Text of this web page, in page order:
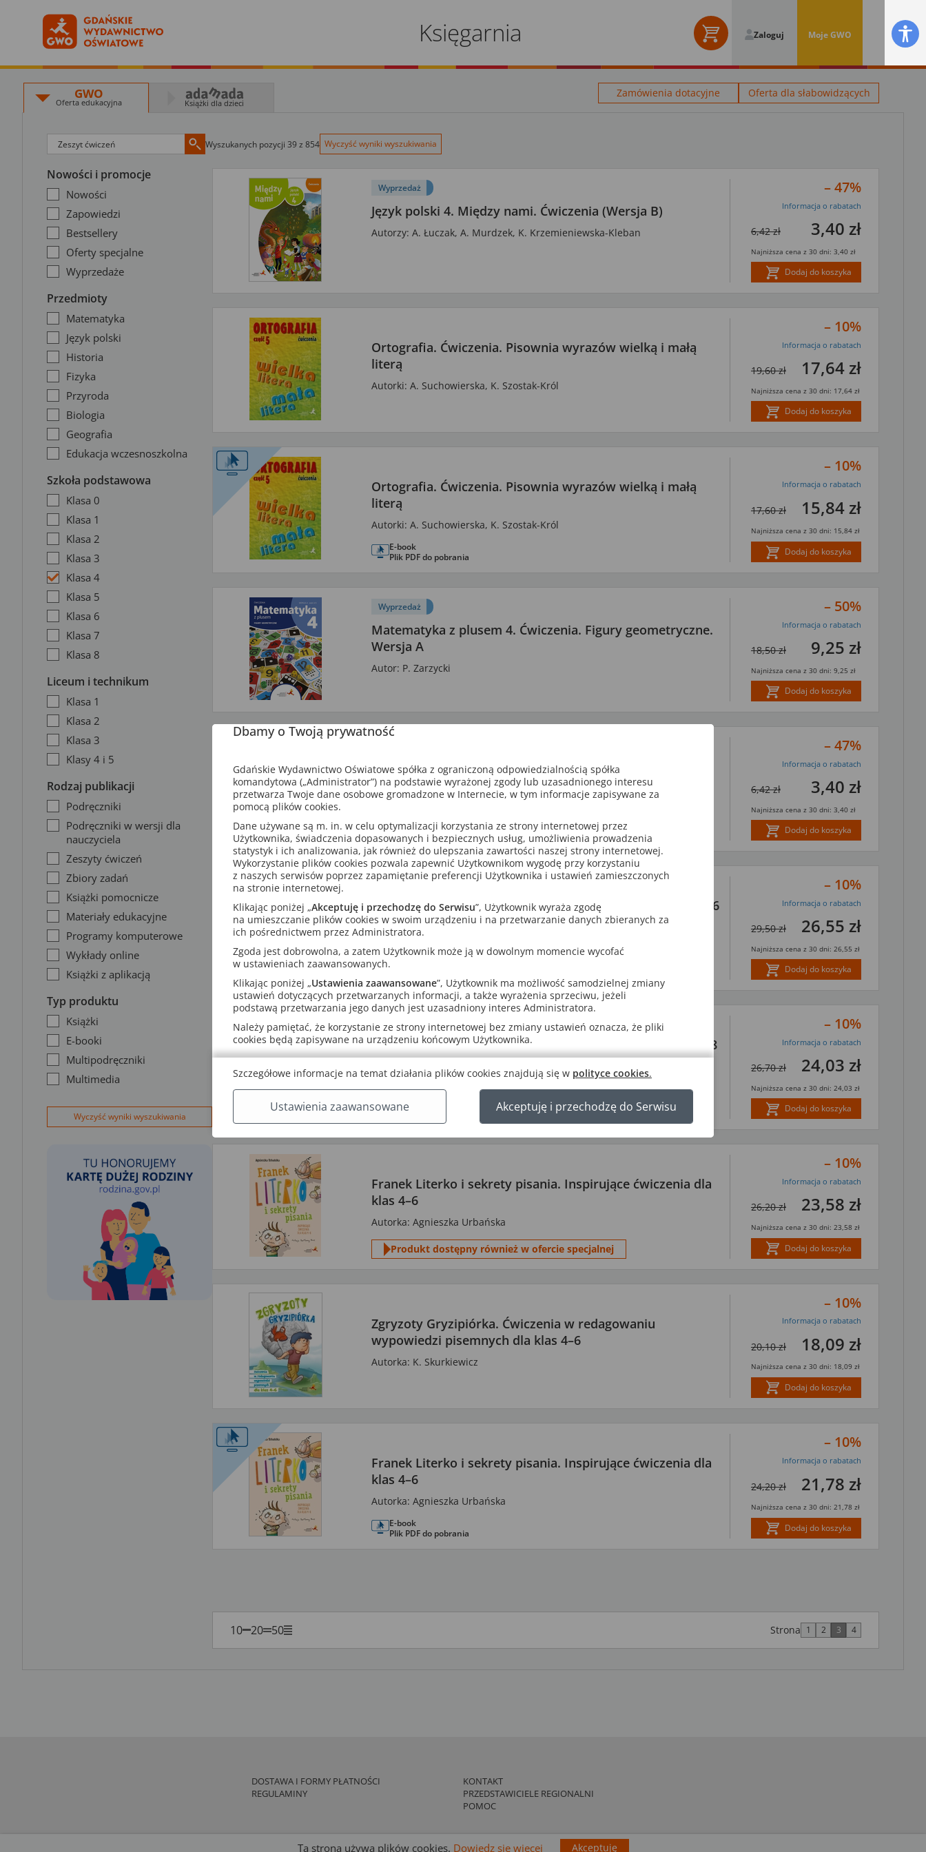
Księgarnia Zaloguj Moje GWO
GWO
Oferta edukacyjna Książki dla dzieci
Zamówienia dotacyjne Oferta dla słabowidzących
Wyszukanych pozycji 39 z 854 Wyczyść wyniki wyszukiwania
Nowości i promocje
Nowości
Zapowiedzi
Bestsellery
Oferty specjalne
Wyprzedaże
Przedmioty
Matematyka
Język polski
Historia
Fizyka
Przyroda
Biologia
Geografia
Edukacja wczesnoszkolna
Szkoła podstawowa
Klasa 0
Klasa 1
Klasa 2
Klasa 3
Klasa 4
Klasa 5
Klasa 6
Klasa 7
Klasa 8
Liceum i technikum
Klasa 1
Klasa 2
Klasa 3
Klasy 4 i 5
Rodzaj publikacji
Podręczniki
Podręczniki w wersji dla
nauczyciela
Zeszyty ćwiczeń
Zbiory zadań
Książki pomocnicze
Materiały edukacyjne
Programy komputerowe
Wykłady online
Książki z aplikacją
Typ produktu
Książki
E-booki
Multipodręczniki
Multimedia
Wyczyść wyniki wyszukiwania
Wyprzedaż
Język polski 4. Między nami. Ćwiczenia (Wersja B)
Autorzy: A. Łuczak, A. Murdzek, K. Krzemieniewska-Kleban
– 47%
Informacja o rabatach
6,42 zł 3,40 zł
Najniższa cena z 30 dni: 3,40 zł
Dodaj do koszyka
Ortografia. Ćwiczenia. Pisownia wyrazów wielką i małą
literą
Autorki: A. Suchowierska, K. Szostak-Król
– 10%
Informacja o rabatach
19,60 zł 17,64 zł
Najniższa cena z 30 dni: 17,64 zł
Dodaj do koszyka
Ortografia. Ćwiczenia. Pisownia wyrazów wielką i małą
literą
Autorki: A. Suchowierska, K. Szostak-Król
E-book
Plik PDF do pobrania
– 10%
Informacja o rabatach
17,60 zł 15,84 zł
Najniższa cena z 30 dni: 15,84 zł
Dodaj do koszyka
Wyprzedaż
Matematyka z plusem 4. Ćwiczenia. Figury geometryczne.
Wersja A
Autor: P. Zarzycki
– 50%
Informacja o rabatach
18,50 zł 9,25 zł
Najniższa cena z 30 dni: 9,25 zł
Dodaj do koszyka
Matematyka z plusem 4. Ćwiczenia. Liczby naturalne.
Wersja A
– 47%
Informacja o rabatach
6,42 zł 3,40 zł
Najniższa cena z 30 dni: 3,40 zł
Dodaj do koszyka
Kolczasta opuncja. Ćwiczenia form wypowiedzi dla klas 4-6
Autorzy: Aleksandra Małgorzata Piechnik, Tatiana Czesława
Witkowska
– 10%
Informacja o rabatach
29,50 zł 26,55 zł
Najniższa cena z 30 dni: 26,55 zł
Dodaj do koszyka
Mieć zielone pojęcie. Ćwiczenia frazeologiczne dla klas 4–8
Autor: Katarzyna Skurkiewicz
– 10%
Informacja o rabatach
26,70 zł 24,03 zł
Najniższa cena z 30 dni: 24,03 zł
Dodaj do koszyka
Franek Literko i sekrety pisania. Inspirujące ćwiczenia dla
klas 4–6
Autorka: Agnieszka Urbańska
Produkt dostępny również w ofercie specjalnej
– 10%
Informacja o rabatach
26,20 zł 23,58 zł
Najniższa cena z 30 dni: 23,58 zł
Dodaj do koszyka
Zgryzoty Gryzipiórka. Ćwiczenia w redagowaniu
wypowiedzi pisemnych dla klas 4–6
Autorka: K. Skurkiewicz
– 10%
Informacja o rabatach
20,10 zł 18,09 zł
Najniższa cena z 30 dni: 18,09 zł
Dodaj do koszyka
Franek Literko i sekrety pisania. Inspirujące ćwiczenia dla
klas 4–6
Autorka: Agnieszka Urbańska
E-book
Plik PDF do pobrania
– 10%
Informacja o rabatach
24,20 zł 21,78 zł
Najniższa cena z 30 dni: 21,78 zł
Dodaj do koszyka
10 20 50 Strona 1 2 3 4
DOSTAWA I FORMY PŁATNOŚCI
REGULAMINY
KONTAKT
PRZEDSTAWICIELE REGIONALNI
POMOC
Ta strona używa plików cookies. Akceptuję
Dowiedz się więcej
Dbamy o Twoją prywatność
Gdańskie Wydawnictwo Oświatowe spółka z ograniczoną odpowiedzialnością spółka
komandytowa („Administrator”) na podstawie wyrażonej zgody lub uzasadnionego interesu
przetwarza Twoje dane osobowe gromadzone w Internecie, w tym informacje zapisywane za
pomocą plików cookies.
Dane używane są m. in. w celu optymalizacji korzystania ze strony internetowej przez
Użytkownika, świadczenia dopasowanych i bezpiecznych usług, umożliwienia prowadzenia
statystyk i ich analizowania, jak również do ulepszania zawartości naszej strony internetowej.
Wykorzystanie plików cookies pozwala zapewnić Użytkownikom wygodę przy korzystaniu
z naszych serwisów poprzez zapamiętanie preferencji Użytkownika i ustawień zamieszczonych
na stronie internetowej.
Klikając poniżej „Akceptuję i przechodzę do Serwisu”, Użytkownik wyraża zgodę
na umieszczanie plików cookies w swoim urządzeniu i na przetwarzanie danych zbieranych za
ich pośrednictwem przez Administratora.
Zgoda jest dobrowolna, a zatem Użytkownik może ją w dowolnym momencie wycofać
w ustawieniach zaawansowanych.
Klikając poniżej „Ustawienia zaawansowane”, Użytkownik ma możliwość samodzielnej zmiany
ustawień dotyczących przetwarzanych informacji, a także wyrażenia sprzeciwu, jeżeli
podstawą przetwarzania jego danych jest uzasadniony interes Administratora.
Należy pamiętać, że korzystanie ze strony internetowej bez zmiany ustawień oznacza, że pliki
cookies będą zapisywane na urządzeniu końcowym Użytkownika.
Szczegółowe informacje na temat działania plików cookies znajdują się w polityce cookies.
Ustawienia zaawansowane Akceptuję i przechodzę do Serwisu